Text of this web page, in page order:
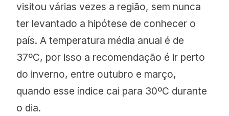
visitou várias vezes a região, sem nunca
ter levantado a hipótese de conhecer o
país. A temperatura média anual é de
37ºC, por isso a recomendação é ir perto
do inverno, entre outubro e março,
quando esse índice cai para 30ºC durante
o dia.